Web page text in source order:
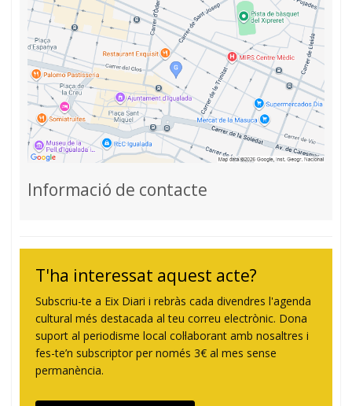
Informació de contacte
T'ha interessat aquest acte?
Subscriu-te a Eix Diari i rebràs cada divendres l'agenda
cultural més destacada al teu correu electrònic. Dona
suport al periodisme local col·laborant amb nosaltres i
fes-te’n subscriptor per només 3€ al mes sense
permanència.